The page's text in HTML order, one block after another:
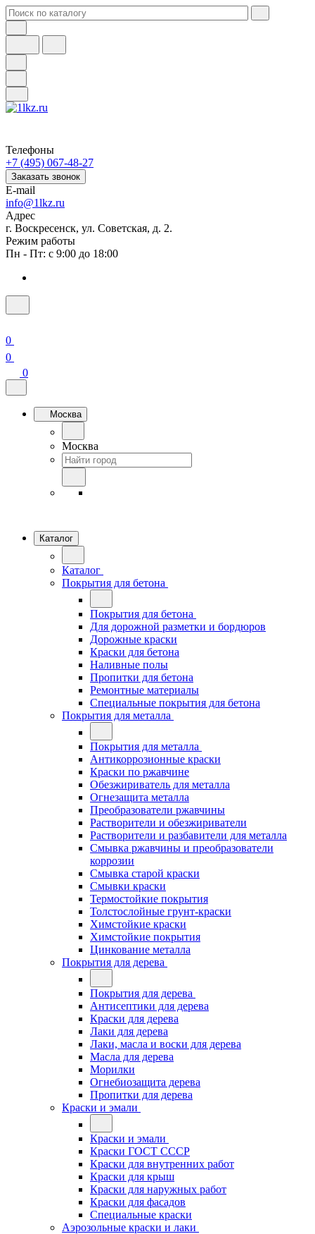
Телефоны
+7 (495) 067-48-27
Заказать звонок
E-mail
info@1lkz.ru
Адрес
г. Воскресенск, ул. Советская, д. 2.
Режим работы
Пн - Пт: с 9:00 до 18:00
0
0
0
Москва
Москва
Каталог
Каталог
Покрытия для бетона
Покрытия для бетона
Для дорожной разметки и бордюров
Дорожные краски
Краски для бетона
Наливные полы
Пропитки для бетона
Ремонтные материалы
Специальные покрытия для бетона
Покрытия для металла
Покрытия для металла
Антикоррозионные краски
Краски по ржавчине
Обезжириватель для металла
Огнезащита металла
Преобразователи ржавчины
Растворители и обезжириватели
Растворители и разбавители для металла
Смывка ржавчины и преобразователи
коррозии
Смывка старой краски
Смывки краски
Термостойкие покрытия
Толстослойные грунт-краски
Химстойкие краски
Химстойкие покрытия
Цинкование металла
Покрытия для дерева
Покрытия для дерева
Антисептики для дерева
Краски для дерева
Лаки для дерева
Лаки, масла и воски для дерева
Масла для дерева
Морилки
Огнебиозащита дерева
Пропитки для дерева
Краски и эмали
Краски и эмали
Краски ГОСТ СССР
Краски для внутренних работ
Краски для крыш
Краски для наружных работ
Краски для фасадов
Специальные краски
Аэрозольные краски и лаки